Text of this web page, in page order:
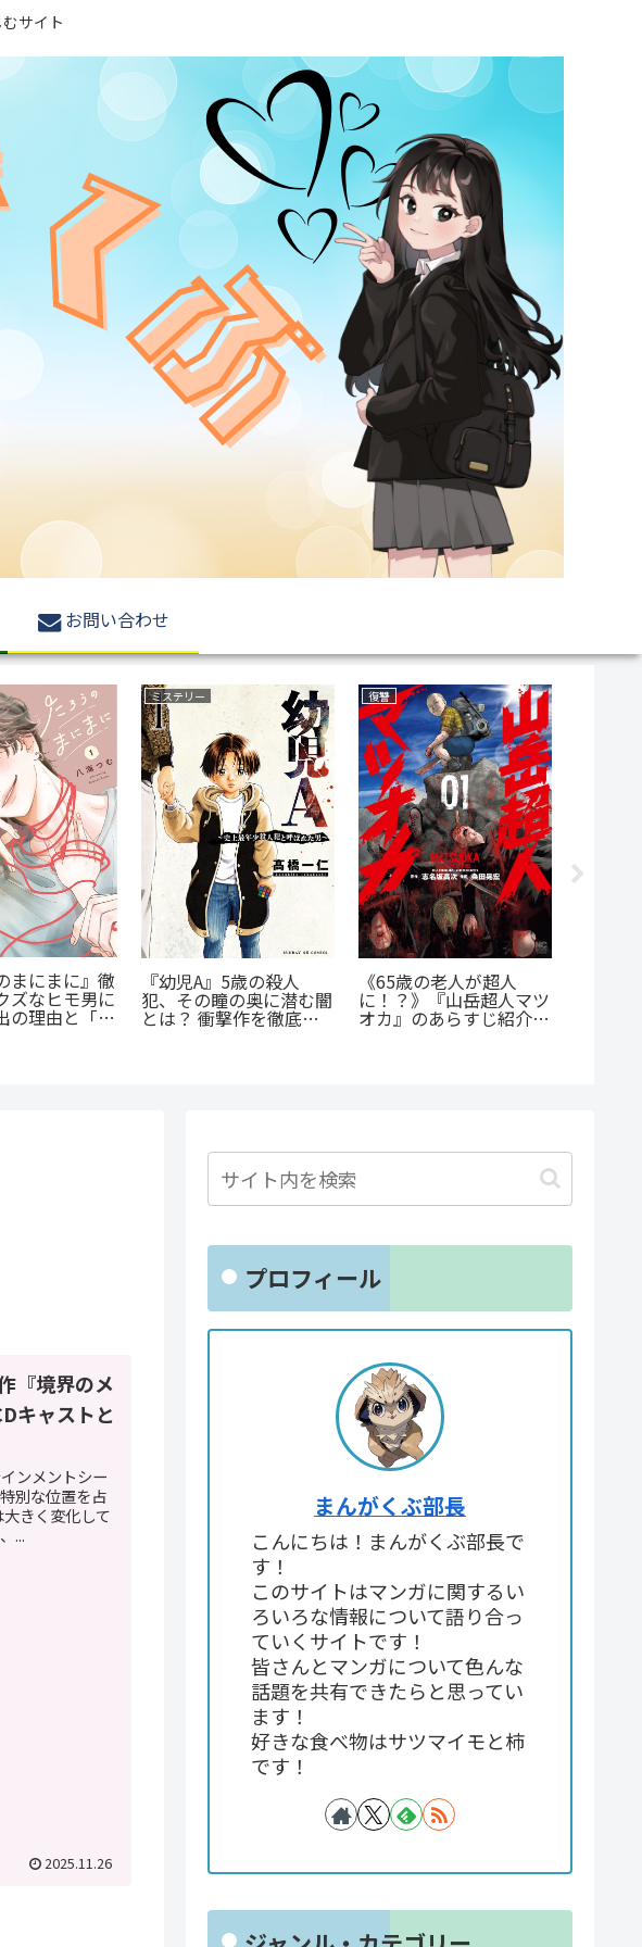
サイト
お問い合わせ
まにまに』徹
ズなヒモ男に
の理由と「ま
意味とは？
ミステリー
『幼児A』5歳の殺人
犯、その瞳の奥に潜む闇
とは？ 衝撃作を徹底解
復讐
《65歳の老人が超人
に！？》『山岳超人マツ
オカ』のあらすじ紹介：
『境界のメ
キャストと
ンメントシー
別な位置を占
きく変化して
...
2025.11.26
プロフィール
まんがくぶ部長
こんにちは！まんがくぶ部長で
す！
このサイトはマンガに関するい
ろいろな情報について語り合っ
ていくサイトです！
皆さんとマンガについて色んな
話題を共有できたらと思ってい
ます！
好きな食べ物はサツマイモと柿
です！